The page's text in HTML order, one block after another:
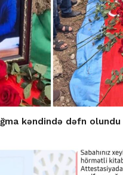
kəndində dəfn olundu